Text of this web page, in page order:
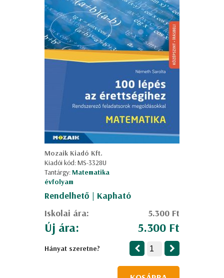
Mozaik Kiadó Kft.
Kiadói kód: MS-3328U
Tantárgy:Matematika
évfolyam
Rendelhető | Kapható
Iskolai ára:
5.300 Ft
Új ára: 5.300 Ft
Hányat szeretne?